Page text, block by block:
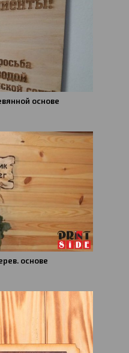
основе
основе